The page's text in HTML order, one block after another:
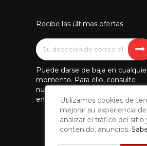
Recibe las últimas ofertas
Puede darse de baja en
momento. Para ello, consulte
nuestra información de contacto
en el aviso legal.
Utilizamos cookies de
mejorar su experiencia
analizar el tráfico del sitio
contenido, anuncios.